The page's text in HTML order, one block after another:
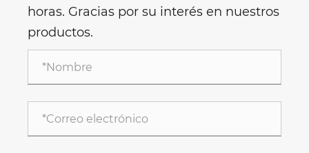
horas. Gracias por su interés en nuestros
productos.